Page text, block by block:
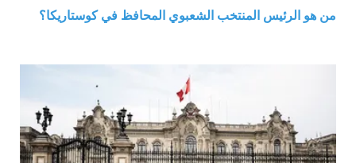
من هو الرئيس المنتخب الشعبوي المحافظ في كوستاريكا؟